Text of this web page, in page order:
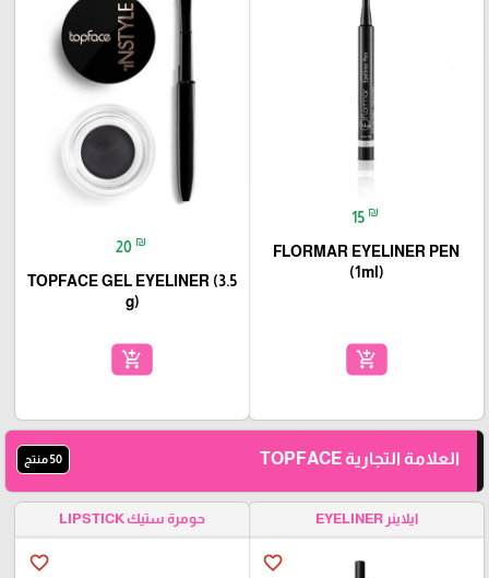
15 ₪
FLORMAR EYELINER PEN
(1ml)
add_shopping_cart
20 ₪
TOPFACE GEL EYELINER (3.5
g)
add_shopping_cart
العلامة التجارية TOPFACE 50 منتج
ايلاينر EYELINER
favorite_border
حومرة ستيك LIPSTICK
favorite_border